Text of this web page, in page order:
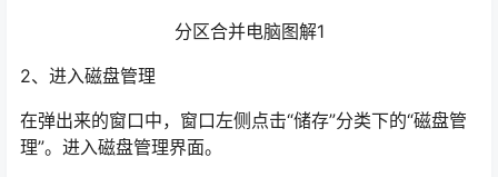
分区合并电脑图解1
2、进入磁盘管理
在弹出来的窗口中，窗口左侧点击“储存”分类下的“磁盘管
理”。进入磁盘管理界面。